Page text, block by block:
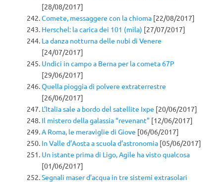
[28/08/2017]
Comete, messaggere con la chioma [22/08/2017]
Herschel: la carica dei 101 (mila) [27/07/2017]
La danza notturna delle nubi di Venere
[24/07/2017]
Undici in campo a Berna per la cometa 67P
[29/06/2017]
Quella pioggia di polvere extraterrestre
[26/06/2017]
L’Italia sale a bordo del satellite Ixpe [20/06/2017]
Il mistero della galassia “revenant” [12/06/2017]
A Roma, le meraviglie di Giove [06/06/2017]
In Valle d’Aosta a scuola d’astronomia [05/06/2017]
Un istante prima di Ligo, Agile ha visto qualcosa
[01/06/2017]
Segnali maser d’acqua in tre sistemi extrasolari